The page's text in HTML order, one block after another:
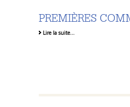
PREMIÈRES
Lire la suite…